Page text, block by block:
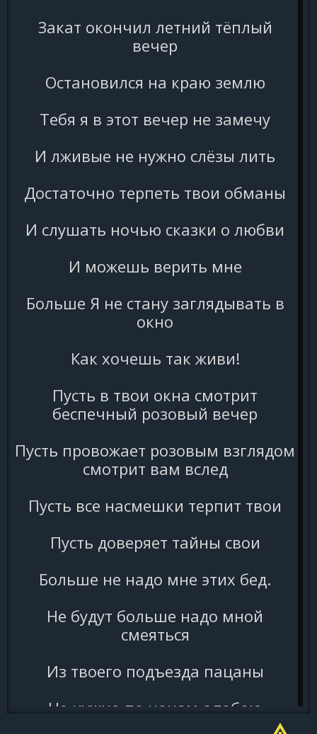
Закат окончил летний тёплый
вечер
Остановился на краю землю
Тебя я в этот вечер не замечу
И лживые не нужно слёзы лить
Достаточно терпеть твои обманы
И слушать ночью сказки о любви
И можешь верить мне
Больше Я не стану заглядывать в
окно
Как хочешь так живи!
Пусть в твои окна смотрит
беспечный розовый вечер
Пусть провожает розовым взглядом
смотрит вам вслед
Пусть все насмешки терпит твои
Пусть доверяет тайны свои
Больше не надо мне этих бед.
Не будут больше надо мной
смеяться
Из твоего подъезда пацаны
Не нужно по ночам с тобою